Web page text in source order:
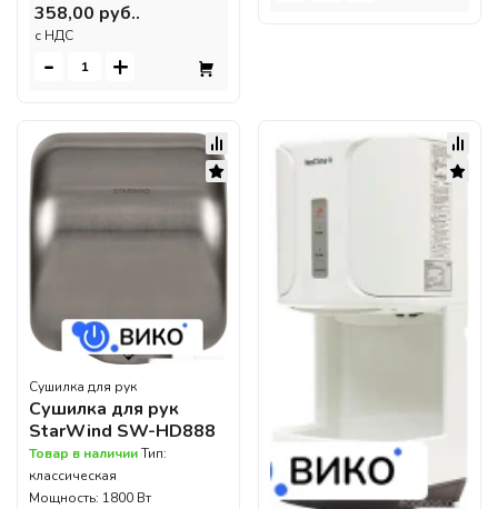
358,00 руб..
c НДС
- +
Сушилка для рук
Сушилка для рук
StarWind SW-HD888
Товар в наличииТип:
классическая
Мощность: 1800 Вт